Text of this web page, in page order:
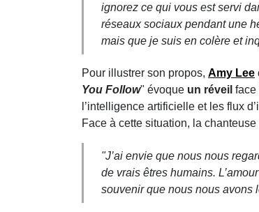
ignorez ce qui vous est servi
réseaux sociaux pendant une
mais que je suis en colère et
Pour illustrer son propos, Amy Lee
You Follow" évoque un réveil face
l’intelligence artificielle et les flux
Face à cette situation, la
"J’ai envie que nous nous
de vrais êtres humains.
souvenir que nous nous avons